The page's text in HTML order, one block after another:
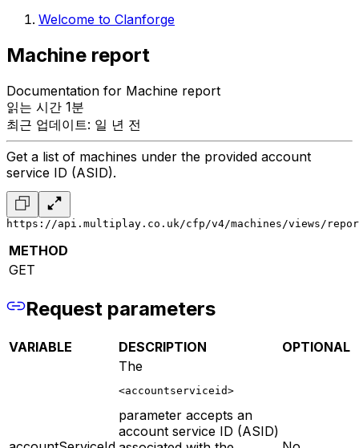
Welcome to Clanforge
Machine report
Documentation for Machine report
읽는 시간 1분
최근 업데이트: 일 년 전
Get a list of machines under the provided account
service ID (ASID).
https://api.multiplay.co.uk/cfp/v4/machines/views/
METHOD
GET
Request parameters
VARIABLE DESCRIPTION OPTIONAL
The
<accountserviceid>
parameter accepts an
account service ID (ASID)